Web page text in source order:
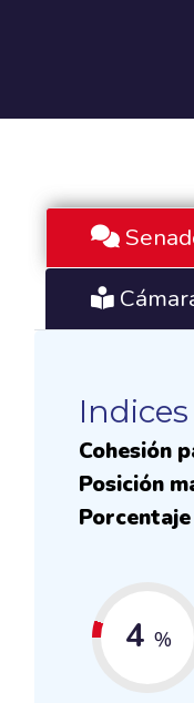
Indices
Cohesión
Posición
4 %